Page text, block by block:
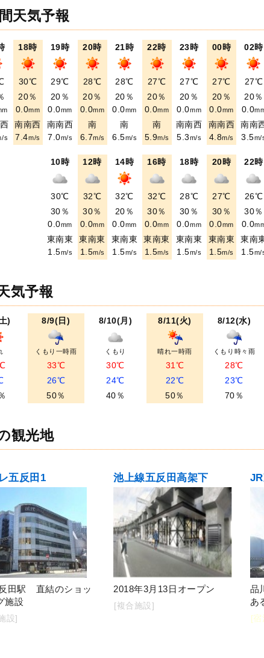
天気予報
s
18時
30℃
20％
0.0mm
南南西
7.4m/s
19時
29℃
20％
0.0mm
南南西
7.0m/s
20時
28℃
20％
0.0mm
南
6.7m/s
21時
28℃
20％
0.0mm
南
6.5m/s
22時
27℃
20％
0.0mm
南
5.9m/s
23時
27℃
20％
0.0mm
南南西
5.3m/s
00時
27℃
20％
0.0mm
南南西
4.8m/s
02時
27℃
20％
0.0
南南
3.5m/
10時
30℃
30％
0.0mm
東南東
1.5m/s
12時
32℃
30％
0.0mm
東南東
1.5m/s
14時
32℃
20％
0.0mm
東南東
1.5m/s
16時
32℃
30％
0.0mm
東南東
1.5m/s
18時
28℃
30％
0.0mm
東南東
1.5m/s
20時
27℃
30％
0.0mm
東南東
1.5m/s
22時
26℃
30％
0.0
東南
1.5m/
気予報
) 8/9(日)
くもり一時雨
33℃
26℃
50％
8/10(月)
くもり
30℃
24℃
40％
8/11(火)
晴れ一時雨
31℃
22℃
50％
8/12(水)
くもり時々雨
28℃
23℃
70％
観光地
五反田1
田駅 直結のショッ
施設
設]
池上線五反田高架下
2018年3月13日オープン
[複合施設]
品
あ
[宿